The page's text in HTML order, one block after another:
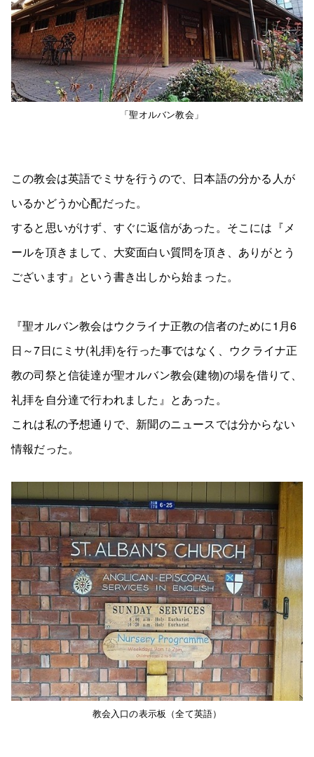
「聖オルバン教会」
この教会は英語でミサを行うので、日本語の分かる人が
いるかどうか心配だった。
すると思いがけず、すぐに返信があった。そこには『メ
ールを頂きまして、大変面白い質問を頂き、ありがとう
ございます』という書き出しから始まった。
『聖オルバン教会はウクライナ正教の信者のために1月6
日～7日にミサ(礼拝)を行った事ではなく、ウクライナ正
教の司祭と信徒達が聖オルバン教会(建物)の場を借りて、
礼拝を自分達で行われました』とあった。
これは私の予想通りで、新聞のニュースでは分からない
情報だった。
教会入口の表示板（全て英語）